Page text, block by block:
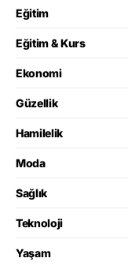
Eğitim
Eğitim & Kurs
Ekonomi
Güzellik
Hamilelik
Moda
Sağlık
Teknoloji
Yaşam